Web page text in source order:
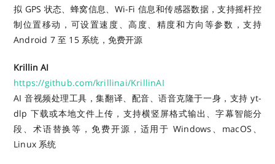
拟 GPS 状态、蜂窝信息、Wi-Fi 信息和传感器数据，支持摇杆控
制位置移动，可设置速度、高度、精度和方向等参数，支持
Android 7 至 15 系统，免费开源
Krillin AI
https://github.com/krillinai/KrillinAI
AI 音视频处理工具，集翻译、配音、语音克隆于一身，支持 yt-
dlp 下载或本地文件上传，支持横竖屏格式输出、字幕智能分
段、术语替换等，免费开源，适用于 Windows、macOS、
Linux 系统